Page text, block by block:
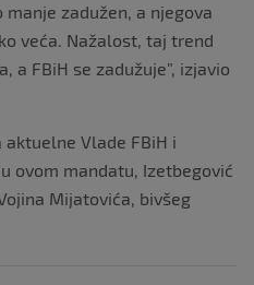
manje zadužen, a njegova
veća. Nažalost, taj trend
a FBiH se zadužuje”, izjavio
Vlade FBiH i
ovom mandatu, Izetbegović
Mijatovića, bivšeg